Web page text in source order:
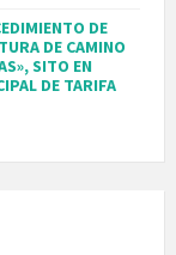
DE
DE CAMINO
SITO EN
DE TARIFA